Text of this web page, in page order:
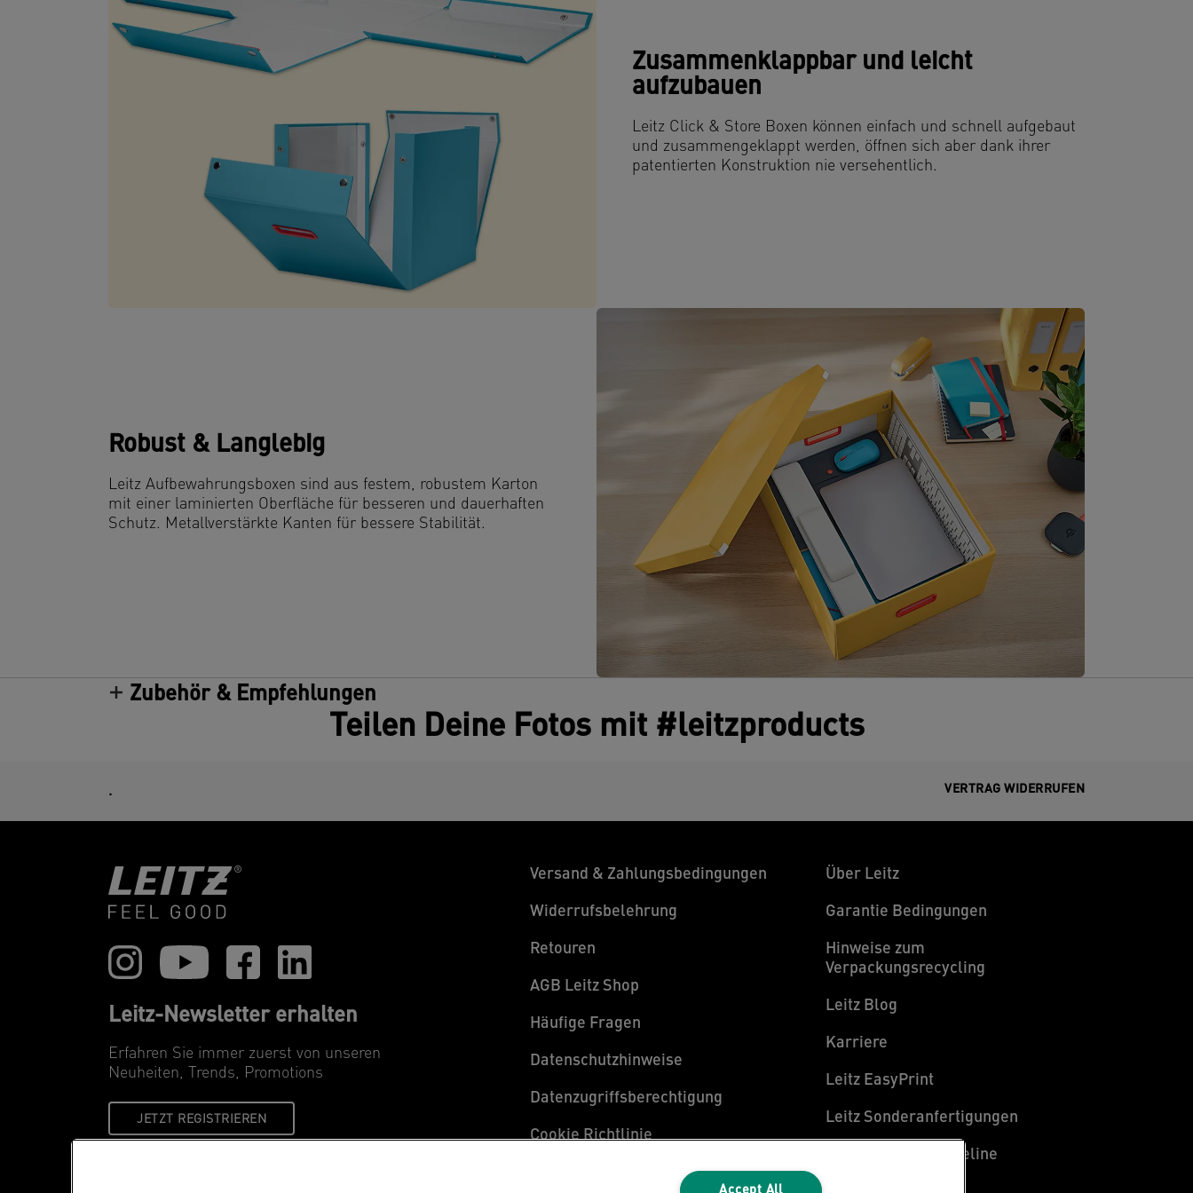
Zusammenklappbar und leicht
aufzubauen
Leitz Click & Store Boxen können einfach und schnell aufgebaut
und zusammengeklappt werden, öffnen sich aber dank ihrer
patentierten Konstruktion nie versehentlich.
Robust & Langlebig
Leitz Aufbewahrungsboxen sind aus festem, robustem Karton
mit einer laminierten Oberfläche für besseren und dauerhaften
Schutz. Metallverstärkte Kanten für bessere Stabilität.
Zubehör & Empfehlungen
Teilen Deine Fotos mit #leitzproducts
. VERTRAG WIDERRUFEN
Leitz-Newsletter erhalten
Erfahren Sie immer zuerst von unseren
Neuheiten, Trends, Promotions
JETZT REGISTRIEREN
Versand & Zahlungsbedingungen
Widerrufsbelehrung
Retouren
AGB Leitz Shop
Häufige Fragen
Datenschutzhinweise
Datenzugriffsberechtigung
Cookie Richtlinie
Über Leitz
Garantie Bedingungen
Hinweise zum
Verpackungsrecycling
Leitz Blog
Karriere
Leitz EasyPrint
Leitz Sonderanfertigungen
Leitz Individual Freeline